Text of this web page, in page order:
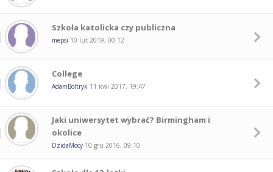
Szkoła katolicka czy publiczna
mepsi 10 lut 2019, 00:12
College
AdamBoltryk 11 kwi 2017, 19:47
Jaki uniwersytet wybrać? Birmingham i
okolice
DzidaMocy 10 gru 2016, 09:10